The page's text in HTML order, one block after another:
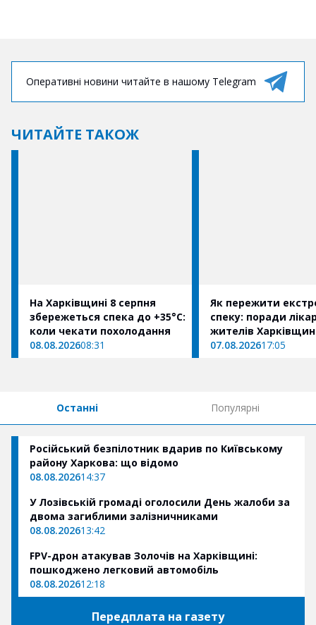
Оперативні новини читайте в нашому Telegram
ЧИТАЙТЕ ТАКОЖ
На Харківщині 8 серпня
збережеться спека до +35°C:
коли чекати похолодання
08.08.202608:31
Як пережити
спеку: поради
жителів
07.08.202617:05
Останні Популярні
Російський безпілотник вдарив по Київському
району Харкова: що відомо
08.08.202614:37
У Лозівській громаді оголосили День жалоби за
двома загиблими залізничниками
08.08.202613:42
FPV-дрон атакував Золочів на Харківщині:
пошкоджено легковий автомобіль
08.08.202612:18
Передплата на газету